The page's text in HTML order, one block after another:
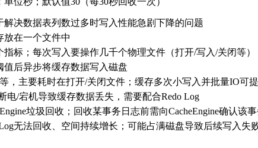
决数据表列数过多时写入性能急剧下降的问题
放在一个文件中
标；每次写入要操作几千个物理文件（打开/写入/关闭等）
后异步将缓存数据写入磁盘
，主要耗时在打开/关闭文件；缓存多次小写入并批量IO可
电/宕机导致缓存数据丢失，需要配合Redo Log
垃圾回收；回收某事务日志前需向CacheEngine确认该
无法回收、空间持续增长；可能占满磁盘导致后续写入失